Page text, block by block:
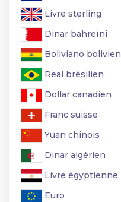
Livre sterling
Dinar bahreïni
Boliviano bolivien
Real brésilien
Dollar canadien
Franc suisse
Yuan chinois
Dinar algérien
Livre égyptienne
Euro